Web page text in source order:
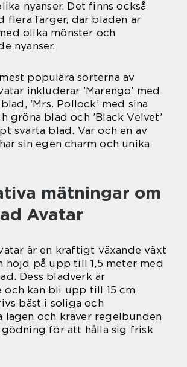
nyanser. Det finns också
flera färger, där bladen är
olika mönster och
nyanser.
populära sorterna av
inkluderar ’Marengo’ med
’Mrs. Pollock’ med sina
gröna blad och ’Black Velvet’
svarta blad. Var och en av
sin egen charm och unika
mätningar om
Avatar
är en kraftigt växande växt
höjd på upp till 1,5 meter med
Dess bladverk är
och kan bli upp till 15 cm
bäst i soliga och
lägen och kräver regelbunden
för att hålla sig frisk